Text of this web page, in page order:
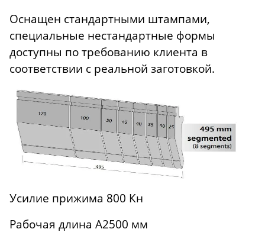
Оснащен стандартными штампами,
специальные нестандартные формы
доступны по требованию клиента в
соответствии с реальной заготовкой.
Усилие прижима 800 Кн
Рабочая длина A2500 мм